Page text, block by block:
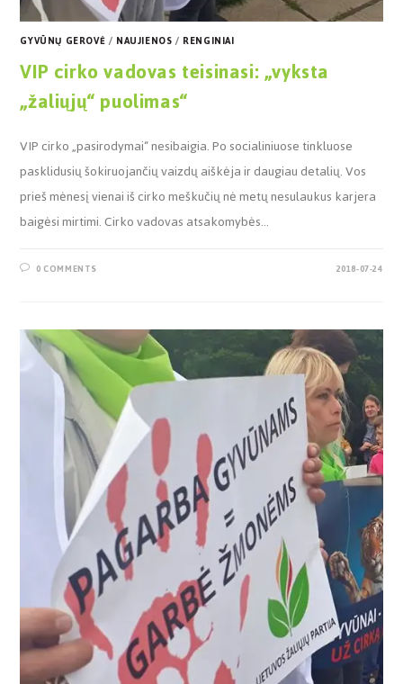
GYVŪNŲ GEROVĖ/ NAUJIENOS/ RENGINIAI
VIP cirko vadovas teisinasi: „vyksta
„žaliųjų“ puolimas“
VIP cirko „pasirodymai“ nesibaigia. Po socialiniuose tinkluose
pasklidusių šokiruojančių vaizdų aiškėja ir daugiau detalių. Vos
prieš mėnesį vienai iš cirko meškučių nė metų nesulaukus karjera
baigėsi mirtimi. Cirko vadovas atsakomybės…
0 COMMENTS 2018-07-24